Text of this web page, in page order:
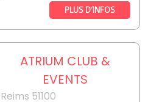
PLUS D’INFOS
ATRIUM CLUB &
EVENTS
Reims 51100